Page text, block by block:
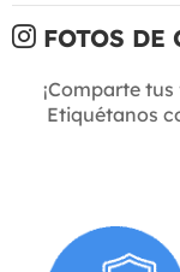
FOTOS DE
¡Comparte
Etiquétanos